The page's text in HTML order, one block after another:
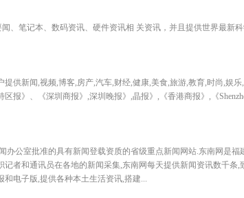
、笔记本、数码资讯、硬件资讯相 关资讯，并且提供世界最新
供新闻,视频,博客,房产,汽车,财经,健康,美食,旅游,教育,时尚,娱
报》、《深圳商报》,深圳晚报》,晶报》,《香港商报》,《
办公室批准的具有新闻登载资质的省级重点新闻网站.东南网是福
者和通讯员在各地的新闻采集,东南网每天提供新闻资讯数千条,
电子版,提供各种本土生活资讯,搭建...